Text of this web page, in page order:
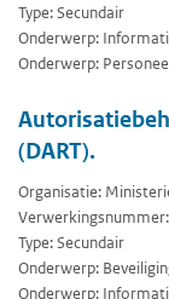
Type: Secundair
Onderwerp:
Onderwerp:
(DART).
Organisatie:
Type: Secundair
Onderwerp:
Onderwerp: